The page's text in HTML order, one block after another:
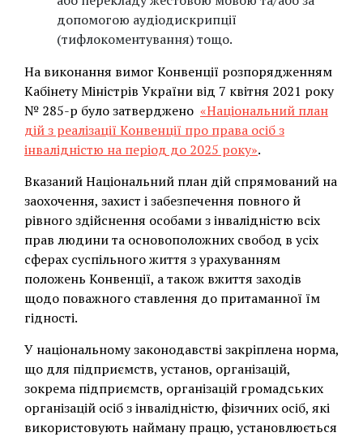
допомогою аудіодискрипції
(тифлокоментування) тощо.
На виконання вимог Конвенції розпорядженням
Кабінету Міністрів України від 7 квітня 2021 року
№ 285-р було затверджено «Національний план
дій з реалізації Конвенції про права осіб з
інвалідністю на період до 2025 року».
Вказаний Національний план дій спрямований на
заохочення, захист і забезпечення повного й
рівного здійснення особами з інвалідністю всіх
прав людини та основоположних свобод в усіх
сферах суспільного життя з урахуванням
положень Конвенції, а також вжиття заходів
щодо поважного ставлення до притаманної їм
гідності.
У національному законодавстві закріплена норма,
що для підприємств, установ, організацій,
зокрема підприємств, організацій громадських
організацій осіб з інвалідністю, фізичних осіб, які
використовують найману працю, установлюється